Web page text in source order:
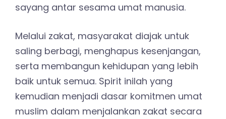
sayang antar sesama umat manusia.
Melalui zakat, masyarakat diajak untuk
saling berbagi, menghapus kesenjangan,
serta membangun kehidupan yang lebih
baik untuk semua. Spirit inilah yang
kemudian menjadi dasar komitmen umat
muslim dalam menjalankan zakat secara